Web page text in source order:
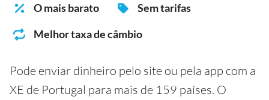
O mais barato
Sem tarifas
Melhor taxa de câmbio
Pode enviar dinheiro pelo site ou pela app com a
XE de Portugal para mais de 159 países. O